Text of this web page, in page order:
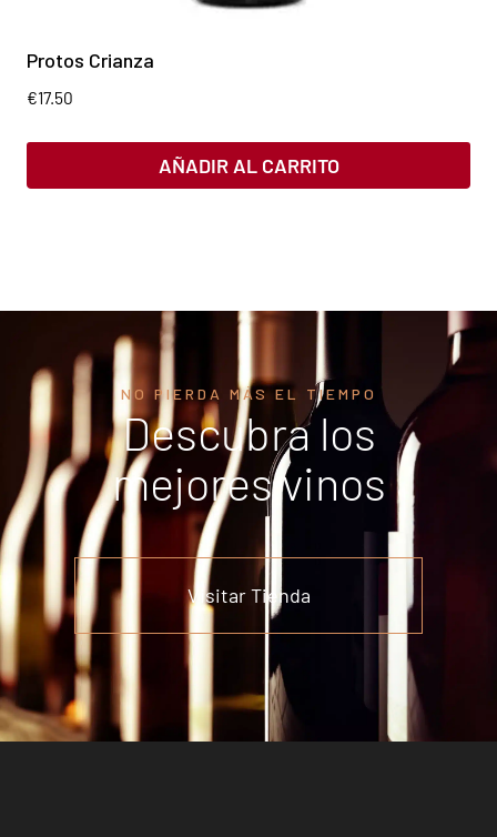
Protos Crianza
€17.50
AÑADIR AL CARRITO
NO PIERDA MÁS EL TIEMPO
Descubra los
mejores vinos
Visitar Tienda